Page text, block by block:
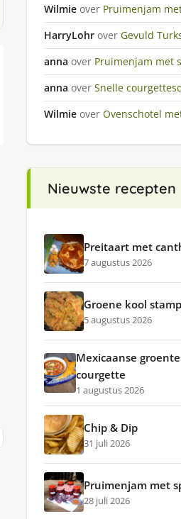
Wilmie over Pruimenjam
HarryLohr over Gevuld
anna over Pruimenjam met
anna over Snelle
Wilmie over Ovenschotel
Nieuwste recepten
Preitaart met
7 augustus 2026
Groene kool
5 augustus 2026
Mexicaanse
courgette
1 augustus 2026
Chip & Dip
31 juli 2026
Pruimenjam met
28 juli 2026